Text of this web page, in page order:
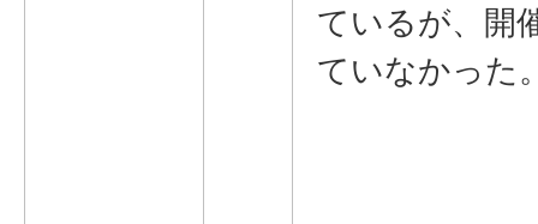
ているが、開
ていなかった